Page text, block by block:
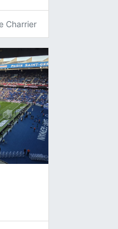
Charrier